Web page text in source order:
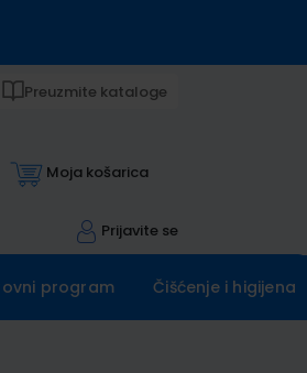
Preuzmite kataloge
Moja košarica
Prijavite se
program Čišćenje i higijena